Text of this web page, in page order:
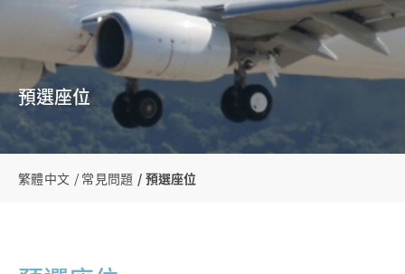
預選座位
繁體中文 常見問題 預選座位